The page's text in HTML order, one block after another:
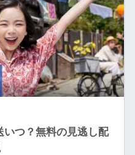
つ？無料の見逃し配